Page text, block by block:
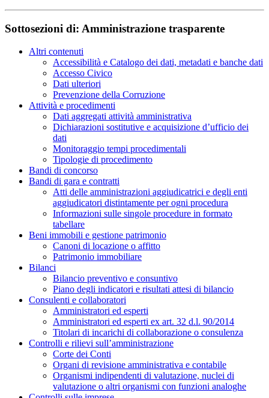
Sottosezioni di: Amministrazione trasparente
Altri contenuti
Accessibilità e Catalogo dei dati, metadati e banche dati
Accesso Civico
Dati ulteriori
Prevenzione della Corruzione
Attività e procedimenti
Dati aggregati attività amministrativa
Dichiarazioni sostitutive e acquisizione d’ufficio dei
dati
Monitoraggio tempi procedimentali
Tipologie di procedimento
Bandi di concorso
Bandi di gara e contratti
Atti delle amministrazioni aggiudicatrici e degli enti
aggiudicatori distintamente per ogni procedura
Informazioni sulle singole procedure in formato
tabellare
Beni immobili e gestione patrimonio
Canoni di locazione o affitto
Patrimonio immobiliare
Bilanci
Bilancio preventivo e consuntivo
Piano degli indicatori e risultati attesi di bilancio
Consulenti e collaboratori
Amministratori ed esperti
Amministratori ed esperti ex art. 32 d.l. 90/2014
Titolari di incarichi di collaborazione o consulenza
Controlli e rilievi sull’amministrazione
Corte dei Conti
Organi di revisione amministrativa e contabile
Organismi indipendenti di valutazione, nuclei di
valutazione o altri organismi con funzioni analoghe